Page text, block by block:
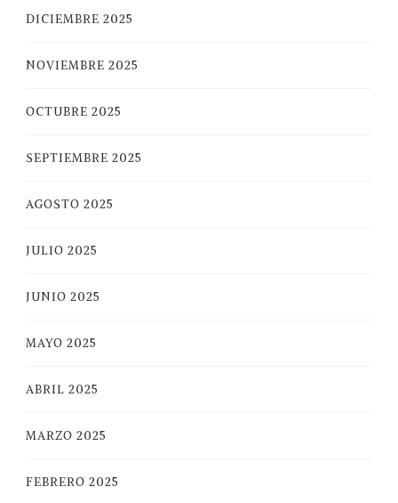
DICIEMBRE 2025
NOVIEMBRE 2025
OCTUBRE 2025
SEPTIEMBRE 2025
AGOSTO 2025
JULIO 2025
JUNIO 2025
MAYO 2025
ABRIL 2025
MARZO 2025
FEBRERO 2025